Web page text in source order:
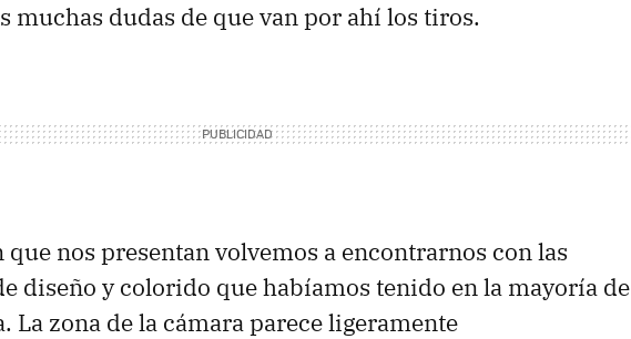
muchas dudas de que van por ahí los tiros.
que nos presentan volvemos a encontrarnos con las
diseño y colorido que habíamos tenido en la mayoría de
La zona de la cámara parece ligeramente